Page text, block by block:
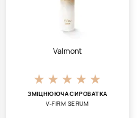
Valmont
ЗМІЦНЮЮЧА СИРОВАТКА
V-FIRM SERUM